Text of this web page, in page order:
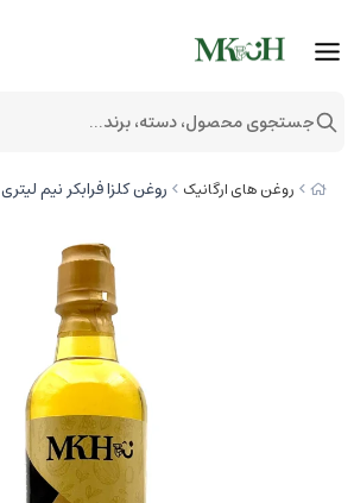
روغن های ارگانیک روغن کلزا فرابکر نیم لیتری
جستجوی محصول، دسته، برند...